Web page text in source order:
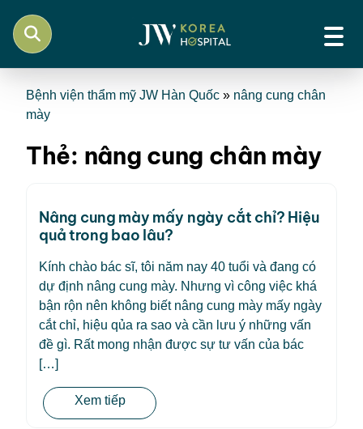
Bệnh viện thẩm mỹ JW Hàn Quốc » nâng cung chân
mày
Thẻ: nâng cung chân mày
Nâng cung mày mấy ngày cắt chỉ? Hiệu
quả trong bao lâu?
Kính chào bác sĩ, tôi năm nay 40 tuổi và đang có
dự định nâng cung mày. Nhưng vì công việc khá
bận rộn nên không biết nâng cung mày mấy ngày
cắt chỉ, hiệu qủa ra sao và cần lưu ý những vấn
đề gì. Rất mong nhận được sự tư vấn của bác
[…]
Xem tiếp